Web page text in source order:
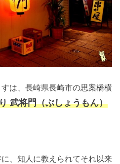
は、長崎県長崎市の思案橋横
武将門（ぶしょうもん）
、知人に教えられてそれ以来